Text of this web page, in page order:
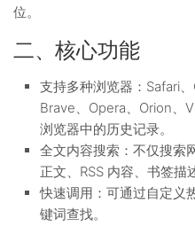
位。
二、核心功能
支持多种浏览器：Safari
Brave、Opera、Orion、
浏览器中的历史记录。
全文内容搜索：不仅搜索
正文、RSS 内容、书签描
快速调用：可通过自定义
键词查找。